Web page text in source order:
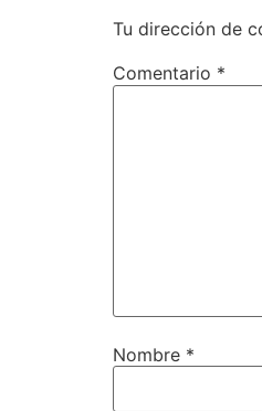
Tu dirección de
Comentario *
Nombre *